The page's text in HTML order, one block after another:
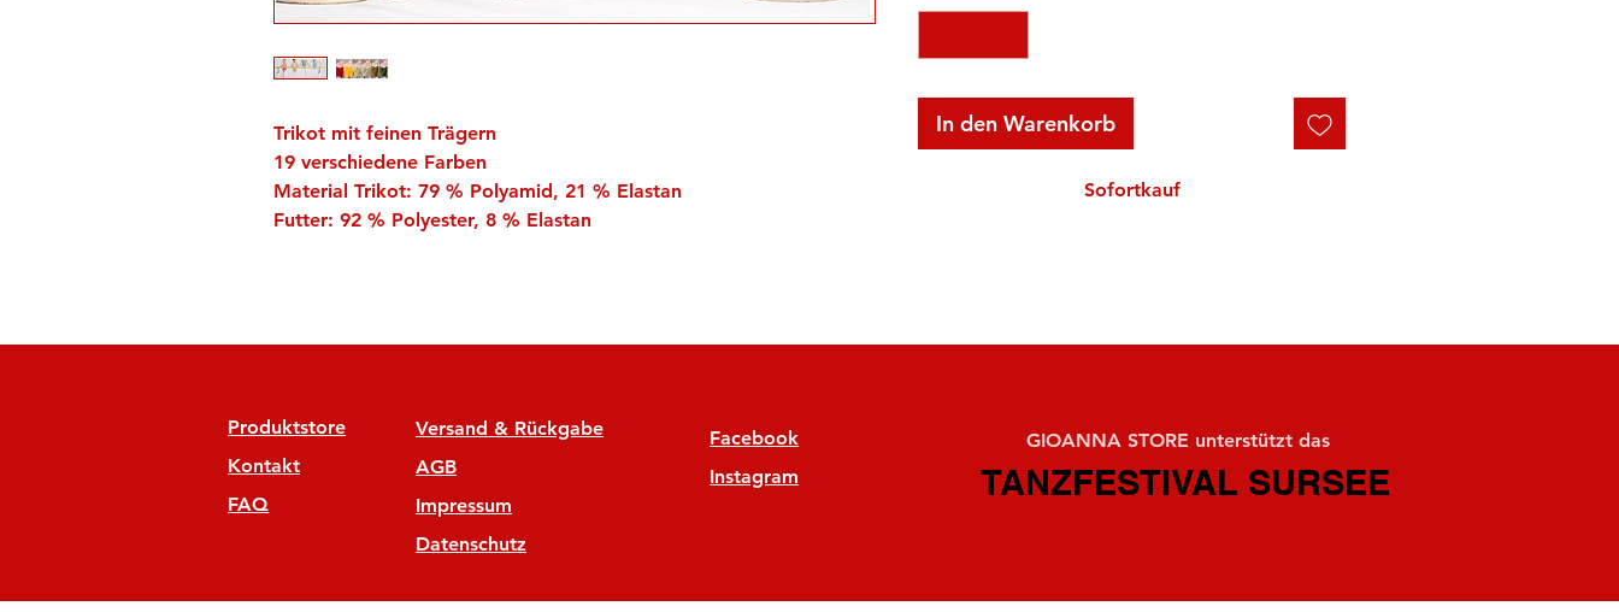
Trikot mit feinen Trägern
19 verschiedene Farben
Material Trikot: 79 % Polyamid, 21 % Elastan
Futter: 92 % Polyester, 8 % Elastan
In den Warenkorb
Sofortkauf
Produktstore
Kontakt
FAQ
Versand & Rückgabe
AGB
Impressum
Datenschutz
Facebook
Instagram
GIOANNA STORE unterstützt das
TANZFESTIVAL SURSEE
TANZFESTIVAL SURSEE